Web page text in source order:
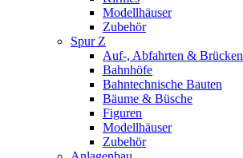
Modellhäuser
Zubehör
Spur Z
Auf-, Abfahrten & Brücken
Bahnhöfe
Bahntechnische Bauten
Bäume & Büsche
Figuren
Modellhäuser
Zubehör